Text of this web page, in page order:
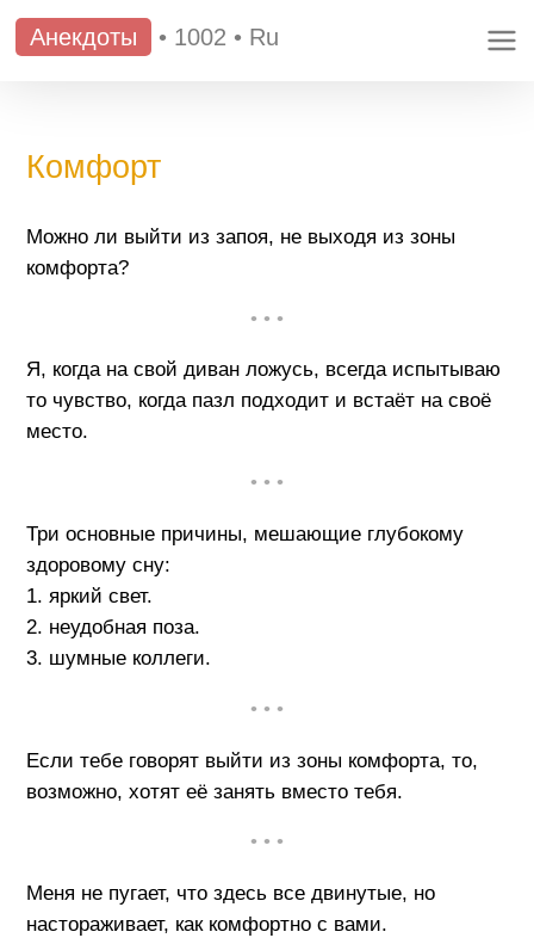
Анекдоты • 1002 • Ru
Комфорт
Можно ли выйти из запоя, не выходя из зоны
комфорта?
• • •
Я, когда на свой диван ложусь, всегда испытываю
то чувство, когда пазл подходит и встаёт на своё
место.
• • •
Три основные причины, мешающие глубокому
здоровому сну:
1. яркий свет.
2. неудобная поза.
3. шумные коллеги.
• • •
Если тебе говорят выйти из зоны комфорта, то,
возможно, хотят её занять вместо тебя.
• • •
Меня не пугает, что здесь все двинутые, но
настораживает, как комфортно с вами.